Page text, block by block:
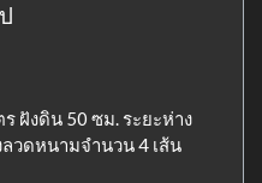
ร ฝังดิน 50 ซม. ระยะห่าง
ลวดหนามจำนวน 4 เส้น